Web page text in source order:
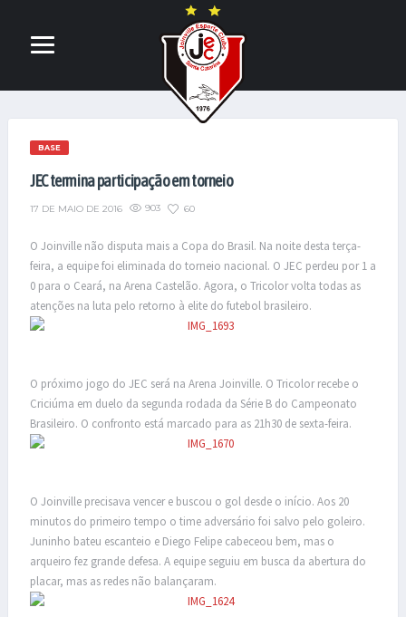
BASE
JEC termina participação em torneio
17 DE MAIO DE 2016 903 60
O Joinville não disputa mais a Copa do Brasil. Na noite desta terça-
feira, a equipe foi eliminada do torneio nacional. O JEC perdeu por 1 a
0 para o Ceará, na Arena Castelão. Agora, o Tricolor volta todas as
atenções na luta pelo retorno à elite do futebol brasileiro.
O próximo jogo do JEC será na Arena Joinville. O Tricolor recebe o
Criciúma em duelo da segunda rodada da Série B do Campeonato
Brasileiro. O confronto está marcado para as 21h30 de sexta-feira.
O Joinville precisava vencer e buscou o gol desde o início. Aos 20
minutos do primeiro tempo o time adversário foi salvo pelo goleiro.
Juninho bateu escanteio e Diego Felipe cabeceou bem, mas o
arqueiro fez grande defesa. A equipe seguiu em busca da abertura do
placar, mas as redes não balançaram.